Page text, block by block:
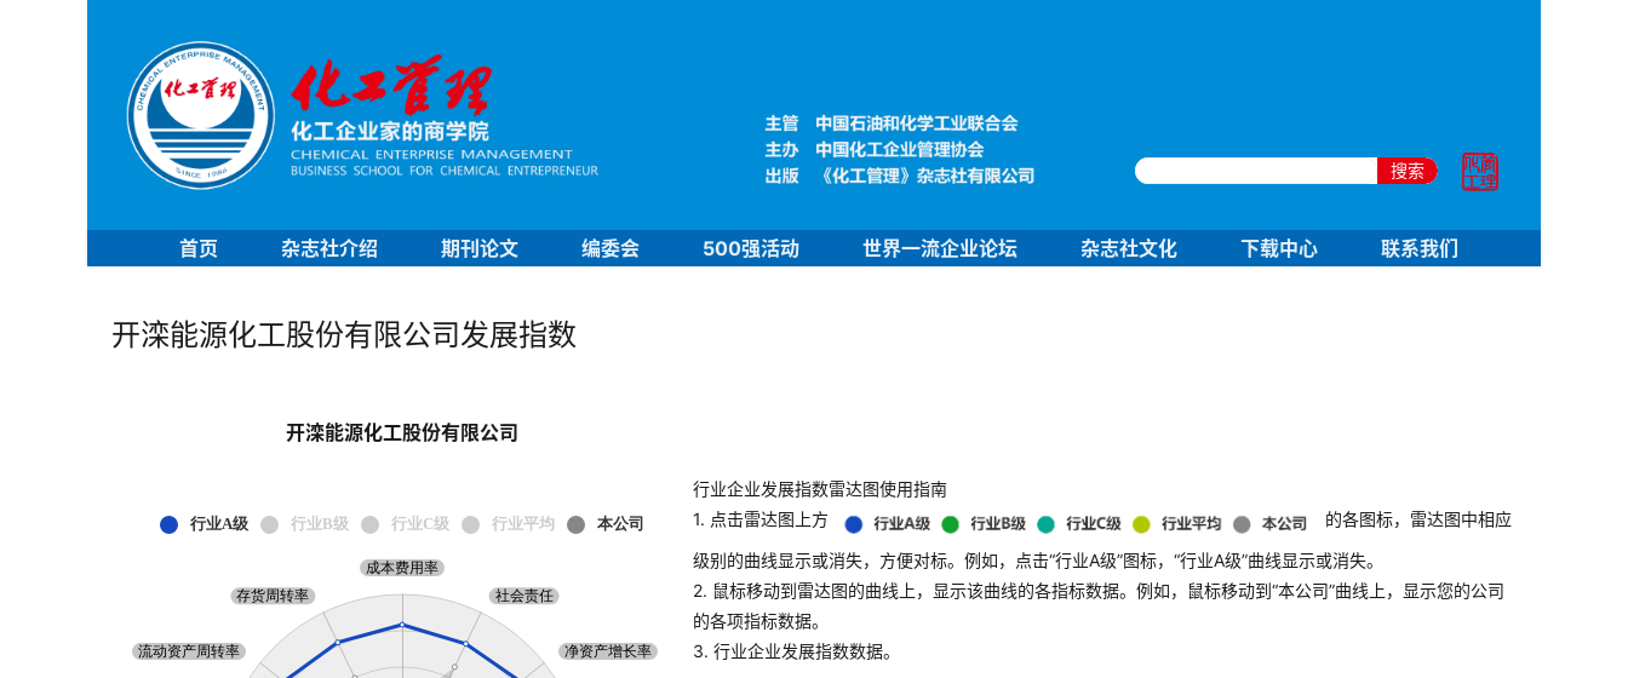
搜索
首页 杂志社介绍 期刊论文 编委会 500强活动 世界一流企业论坛 杂志社文化 下载中心 联系我们
开滦能源化工股份有限公司发展指数
开滦能源化工股份有限公司
行业企业发展指数雷达图使用指南
1. 点击雷达图上方
的各图标，雷达图中相应
级别的曲线显示或消失，方便对标。例如，点击“行业A级”图标，“行业A级”曲线显示或消失。
2. 鼠标移动到雷达图的曲线上，显示该曲线的各指标数据。例如，鼠标移动到“本公司”曲线上，显示您的公司
的各项指标数据。
3. 行业企业发展指数数据。